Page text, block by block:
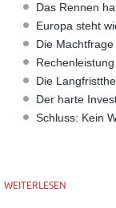
Das Rennen
Europa steht
Die
Die
Der harte
Schluss: Kein
WEITERLESEN